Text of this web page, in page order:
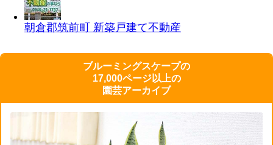
朝倉郡筑前町 新築戸建て不動産
ブルーミングスケープの
17,000ページ以上の
園芸アーカイブ